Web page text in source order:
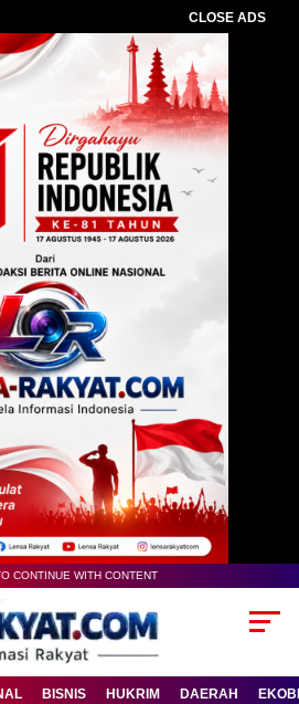
CLOSE ADS
CONTINUE WITH CONTENT
BISNIS HUKRIM DAERAH